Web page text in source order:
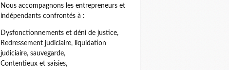
Nous accompagnons les entrepreneurs et
indépendants confrontés à :
Dysfonctionnements et déni de justice,
Redressement judiciaire, liquidation
judiciaire, sauvegarde,
Contentieux et saisies,